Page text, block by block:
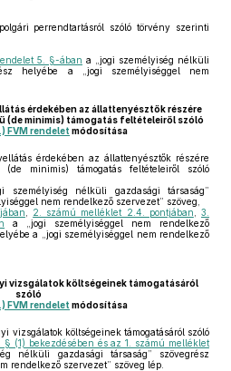
perrendtartásról szóló törvény szerinti
5. §-ában a „jogi személyiség nélküli
helyébe a „jogi személyiséggel nem
érdekében az állattenyésztők részére
(de minimis) támogatás feltételeiről szóló
FVM rendelet módosítása
érdekében az állattenyésztők részére
(de minimis) támogatás feltételeiről szóló
személyiség nélküli gazdasági társaság”
nem rendelkező szervezet” szöveg,
2. számú melléklet 2.4. pontjában ,3.
a „jogi személyiséggel nem rendelkező
a „jogi személyiséggel nem rendelkező
vizsgálatok költségeinek támogatásáról
szóló
FVM rendelet módosítása
vizsgálatok költségeinek támogatásáról szóló
§ (1) bekezdésében és az 1. számú melléklet
nélküli gazdasági társaság” szövegrész
rendelkező szervezet” szöveg lép.